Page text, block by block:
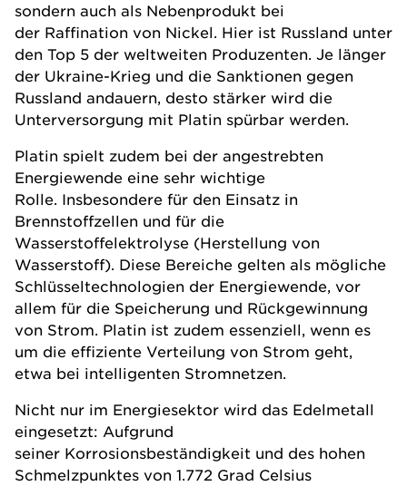
sondern auch als Nebenprodukt bei
der Raffination von Nickel. Hier ist Russland unter
den Top 5 der weltweiten Produzenten. Je länger
der Ukraine-Krieg und die Sanktionen gegen
Russland andauern, desto stärker wird die
Unterversorgung mit Platin spürbar werden.
Platin spielt zudem bei der angestrebten
Energiewende eine sehr wichtige
Rolle. Insbesondere für den Einsatz in
Brennstoffzellen und für die
Wasserstoffelektrolyse (Herstellung von
Wasserstoff). Diese Bereiche gelten als mögliche
Schlüsseltechnologien der Energiewende, vor
allem für die Speicherung und Rückgewinnung
von Strom. Platin ist zudem essenziell, wenn es
um die effiziente Verteilung von Strom geht,
etwa bei intelligenten Stromnetzen.
Nicht nur im Energiesektor wird das Edelmetall
eingesetzt: Aufgrund
seiner Korrosionsbeständigkeit und des hohen
Schmelzpunktes von 1.772 Grad Celsius